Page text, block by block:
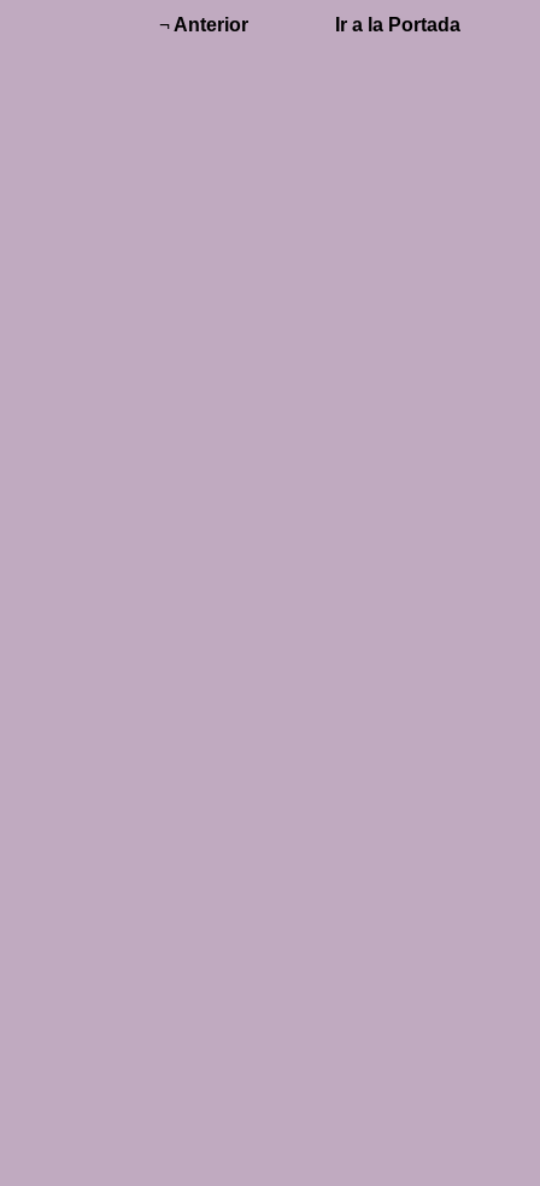
¬ Anterior Ir a la Portada